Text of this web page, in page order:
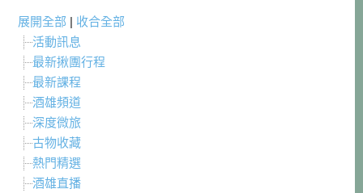
展開全部 | 收合全部
活動訊息
最新揪團行程
最新課程
酒雄頻道
深度微旅
古物收藏
熱門精選
酒雄直播